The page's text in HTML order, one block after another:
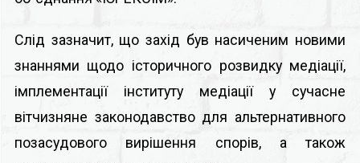
Слід зазначит, що захід був насиченим новими
знаннями щодо історичного розвидку медіації,
імплементації інституту медіації у сучасне
вітчизняне законодавство для альтернативного
позасудового вирішення спорів, а також